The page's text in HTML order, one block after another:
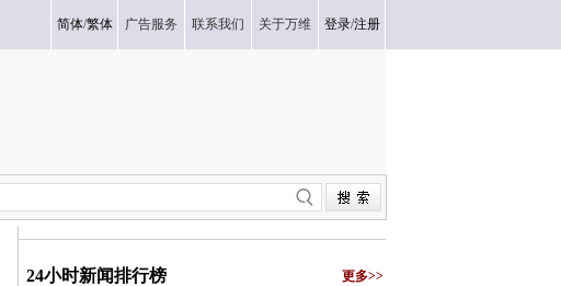
简体/繁体 广告服务 联系我们 关于万维 登录/注册
24小时新闻排行榜 更多>>